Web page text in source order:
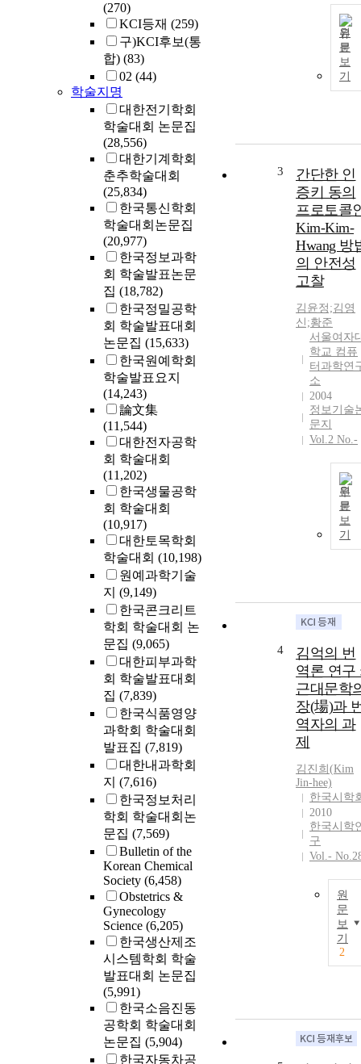
(270)
KCI등재 (259)
구)KCI후보(통
합) (83)
02 (44)
학술지명
대한전기학회
학술대회 논문집
(28,556)
대한기계학회
춘추학술대회
(25,834)
한국통신학회
학술대회논문집
(20,977)
한국정보과학
회 학술발표논문
집 (18,782)
한국정밀공학
회 학술발표대회
논문집 (15,633)
한국원예학회
학술발표요지
(14,243)
論文集
(11,544)
대한전자공학
회 학술대회
(11,202)
한국생물공학
회 학술대회
(10,917)
대한토목학회
학술대회 (10,198)
원예과학기술
지 (9,149)
한국콘크리트
학회 학술대회 논
문집 (9,065)
대한피부과학
회 학술발표대회
집 (7,839)
한국식품영양
과학회 학술대회
발표집 (7,819)
대한내과학회
지 (7,616)
한국정보처리
학회 학술대회논
문집 (7,569)
Bulletin of the
Korean Chemical
Society (6,458)
Obstetrics &
Gynecology
Science (6,205)
한국생산제조
시스템학회 학술
발표대회 논문집
(5,991)
한국소음진동
공학회 학술대회
논문집 (5,904)
한국자동차공
원
문
보
기
3
간단한 인
증키 동의
프로토콜
Kim-Kim-
Hwang 방
의 안전성
고찰
김윤정;김영
신;황준
서울여자
학교 컴퓨
터과학연
소
2004
정보기술
문지
Vol.2 No.-
원
문
보
기
4
김억의 번
역론 연구
근대문학
장(場)과
역자의 과
제
김진희(Kim
Jin-hee)
한국시학
2010
한국시학
구
Vol.-
원
문
보
기
2